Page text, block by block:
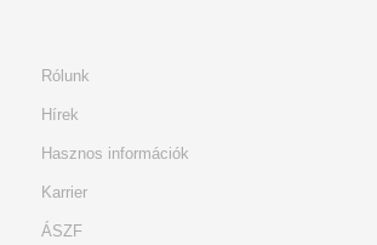
Rólunk
Hírek
Hasznos információk
Karrier
ÁSZF